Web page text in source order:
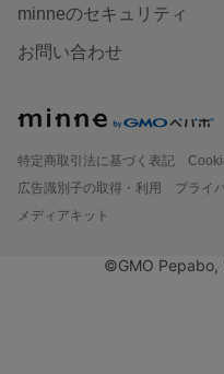
minneのセキュリティ
お問い合わせ
特定商取引法に基づく表記
広告識別子の取得・利用
プライ
メディアキット
©GMO Pepabo,